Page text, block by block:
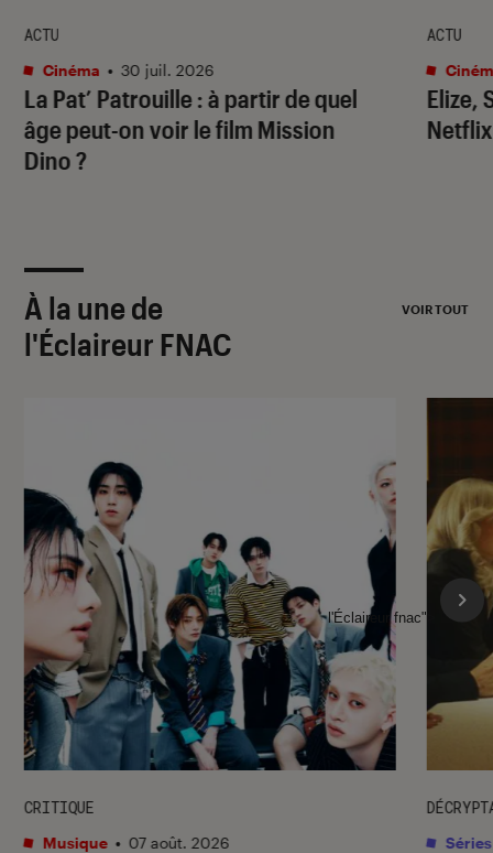
La Pat’ Patrouille: à partir de quel
âge peut-on voir le film Mission
Dino?
ACTU
Cinéma • 30 juil. 2026
Elize,
ACTU
À la une de
l'Éclaireur FNAC
VOIR TOUT
CRITIQUE
Musique • 07 août. 2026 Séries
l'Éclaireur fnac">